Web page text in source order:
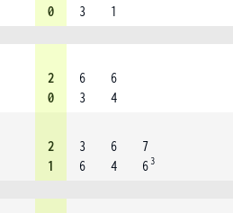
0
3
1
2
0
6
3
6
4
2
1
3
6
6
4
7
6 3